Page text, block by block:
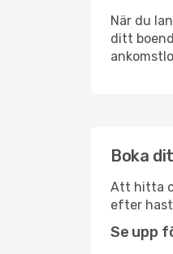
När du
ditt
Boka
Att hitta
efter
Se upp